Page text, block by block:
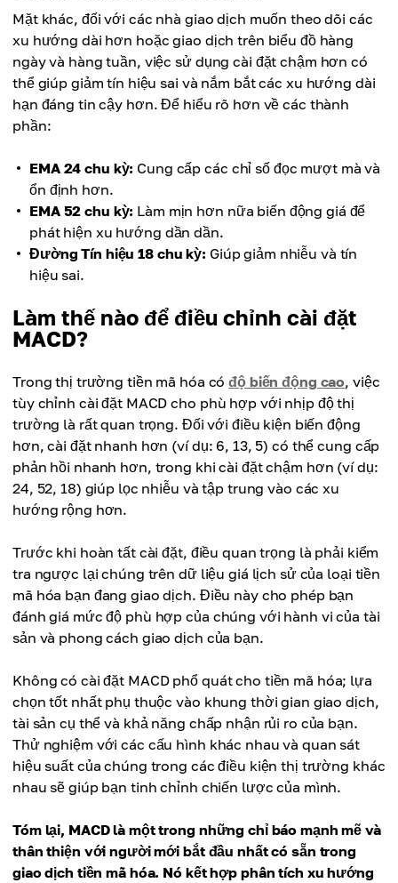
Mặt khác, đối với các nhà giao dịch muốn theo dõi các
xu hướng dài hơn hoặc giao dịch trên biểu đồ hàng
ngày và hàng tuần, việc sử dụng cài đặt chậm hơn có
thể giúp giảm tín hiệu sai và nắm bắt các xu hướng dài
hạn đáng tin cậy hơn. Để hiểu rõ hơn về các thành
phần:
EMA 24 chu kỳ: Cung cấp các chỉ số đọc mượt mà và
ổn định hơn.
EMA 52 chu kỳ: Làm mịn hơn nữa biến động giá để
phát hiện xu hướng dần dần.
Đường Tín hiệu 18 chu kỳ: Giúp giảm nhiễu và tín
hiệu sai.
Làm thế nào để điều chỉnh cài đặt
MACD?
Trong thị trường tiền mã hóa cóđộ biến động cao, việc
tùy chỉnh cài đặt MACD cho phù hợp với nhịp độ thị
trường là rất quan trọng. Đối với điều kiện biến động
hơn, cài đặt nhanh hơn (ví dụ: 6, 13, 5) có thể cung cấp
phản hồi nhanh hơn, trong khi cài đặt chậm hơn (ví dụ:
24, 52, 18) giúp lọc nhiễu và tập trung vào các xu
hướng rộng hơn.
Trước khi hoàn tất cài đặt, điều quan trọng là phải kiểm
tra ngược lại chúng trên dữ liệu giá lịch sử của loại tiền
mã hóa bạn đang giao dịch. Điều này cho phép bạn
đánh giá mức độ phù hợp của chúng với hành vi của tài
sản và phong cách giao dịch của bạn.
Không có cài đặt MACD phổ quát cho tiền mã hóa; lựa
chọn tốt nhất phụ thuộc vào khung thời gian giao dịch,
tài sản cụ thể và khả năng chấp nhận rủi ro của bạn.
Thử nghiệm với các cấu hình khác nhau và quan sát
hiệu suất của chúng trong các điều kiện thị trường khác
nhau sẽ giúp bạn tinh chỉnh chiến lược của mình.
Tóm lại, MACD là một trong những chỉ báo mạnh mẽ và
thân thiện với người mới bắt đầu nhất có sẵn trong
giao dịch tiền mã hóa. Nó kết hợp phân tích xu hướng